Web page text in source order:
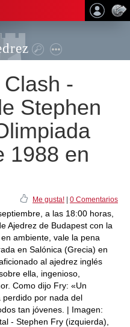
-
Stephen
1988 en
Me gusta! 0 Comentarios
a las 18:00 horas,
Ajedrez de Budapest con la
ambiente, vale la pena
en Salónica (Grecia) en
al ajedrez inglés
ella, ingenioso,
Como dijo Fry: «Un
por nada del
tan jóvenes. | Imagen:
- Stephen Fry (izquierda),